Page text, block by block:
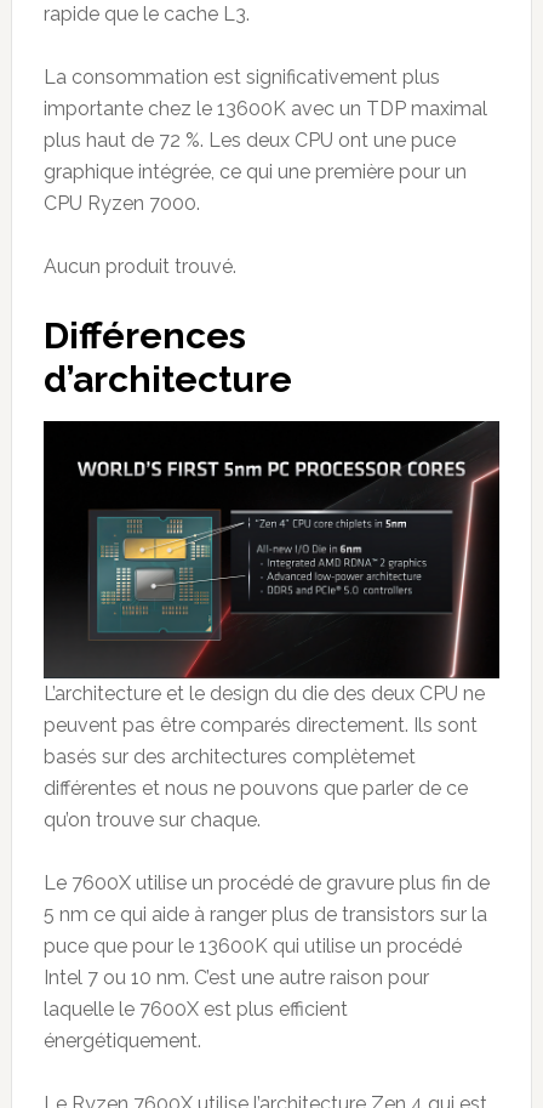
rapide que le cache L3.
La consommation est significativement plus
importante chez le 13600K avec un TDP maximal
plus haut de 72 %. Les deux CPU ont une puce
graphique intégrée, ce qui une première pour un
CPU Ryzen 7000.
Aucun produit trouvé.
Différences
d’architecture
L’architecture et le design du die des deux CPU ne
peuvent pas être comparés directement. Ils sont
basés sur des architectures complètemet
différentes et nous ne pouvons que parler de ce
qu’on trouve sur chaque.
Le 7600X utilise un procédé de gravure plus fin de
5 nm ce qui aide à ranger plus de transistors sur la
puce que pour le 13600K qui utilise un procédé
Intel 7 ou 10 nm. C’est une autre raison pour
laquelle le 7600X est plus efficient
énergétiquement.